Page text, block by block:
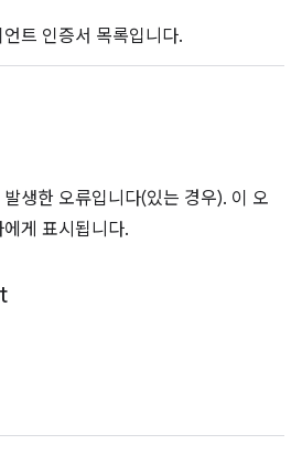
트 인증서 목록입니다.
생한 오류입니다(있는 경우). 이 오
게 표시됩니다.